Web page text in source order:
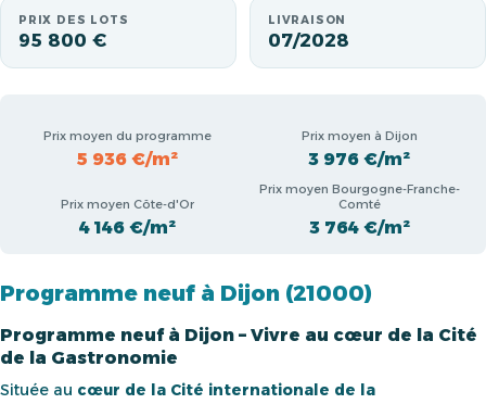
PRIX DES LOTS
95 800 €
LIVRAISON
07/2028
Prix moyen du programme
5 936 €/m²
Prix moyen à Dijon
3 976 €/m²
Prix moyen Côte-d'Or
4 146 €/m²
Prix moyen Bourgogne-Franche-
Comté
3 764 €/m²
Programme neuf à Dijon (21000)
Programme neuf à Dijon – Vivre au cœur de la Cité
de la Gastronomie
Située au cœur de la Cité internationale de la